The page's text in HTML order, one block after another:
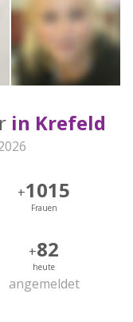
in Krefeld
+1015
Frauen
+82
heute
angemeldet